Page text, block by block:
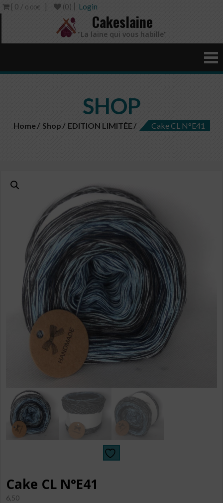
[ 0 / 0,00€ ] (0) Login
Cakeslaine
"La laine qui vous habille"
SHOP
Home Shop EDITION LIMITÉE Cake CL N°E41
Cake CL N°E41
6,50